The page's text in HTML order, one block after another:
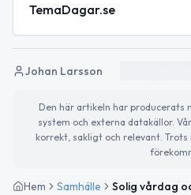
TemaDagar.se
Johan Larsson
Den här artikeln har producerats
system och externa datakällor.
korrekt, sakligt och relevant.
Hem Samhälle